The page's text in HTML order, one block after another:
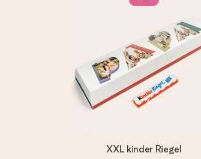
XXL kinder Riegel